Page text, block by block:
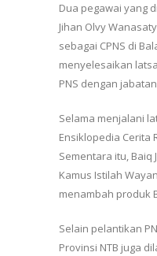
Dua pegawai yang
Jihan Olvy
sebagai CPNS di
menyelesaikan
PNS dengan
Selama menjalani
Ensiklopedia Cerita
Sementara itu, Baiq
Kamus Istilah
menambah produk
Selain pelantikan
Provinsi NTB juga